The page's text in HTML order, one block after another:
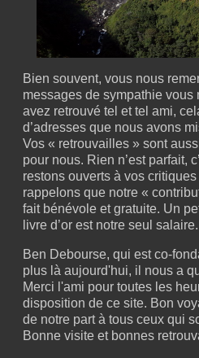
Bien souvent, vous nous
messages de sympathie vous
avez retrouvé tel et tel ami,
d’adresses que nous avons
Vos « retrouvailles » sont
pour nous. Rien n’est parfait,
restons ouverts à vos
rappelons que notre «
fait bénévole et gratuite. Un
livre d’or est notre seul salaire.
Ben Debourse, qui est co-
plus là aujourd'hui, il nous a
Merci l'ami pour toutes les
disposition de ce site. Bon
de notre part à tous ceux qui
Bonne visite et bonnes